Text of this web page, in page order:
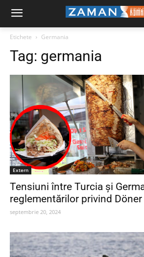
Etichete Germania
Tag: germania
Extern
Tensiuni între Turcia și
reglementărilor privind Döner
septembrie 20, 2024